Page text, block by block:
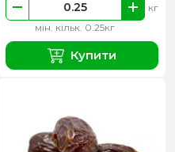
мін. кільк. 0.25кг
кг
Купити